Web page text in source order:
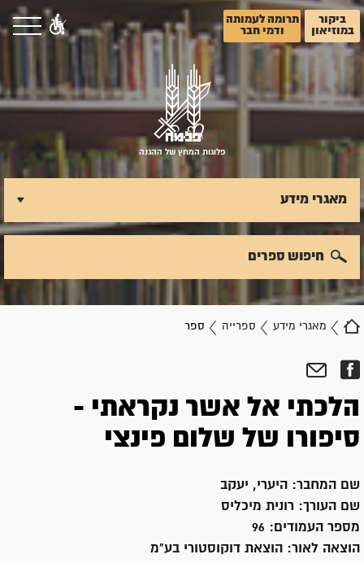
ביקור
במוזיאון
תרומה לעמותה
ודמי חבר
פלוגות המחץ של ההגנה
מאגרי מידע ספרייה ספר
מאגרי מידע
חיפוש ספרים
הלכתי אל אשר נקראתי -
סיפורו של שלום פינצי
שם המחבר:
היערי, יעקב
שם העורך: רונית מיכליס
מספר העמודים: 96
הוצאה לאור:
הוצאת דוקוסטורי בע"מ